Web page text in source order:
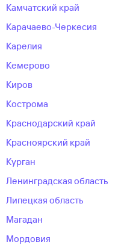
Камчатский край
Карачаево-Черкесия
Карелия
Кемерово
Киров
Кострома
Краснодарский край
Красноярский край
Курган
Ленинградская область
Липецкая область
Магадан
Мордовия